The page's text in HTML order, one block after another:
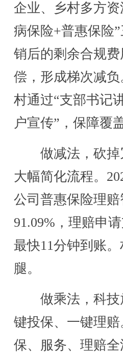
企业、乡村多方
病保险+普惠保险
销后的剩余合规
偿，形成梯次减
村通过“支部书记
户宣传”，保障覆
做减法，砍掉
大幅简化流程。
公司普惠保险理
91.09%，理赔申
最快11分钟到账
腿。
做乘法，科技
键投保、一键理
保、服务、理赔